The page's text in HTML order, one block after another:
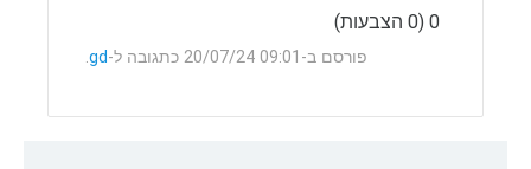
0 (0 הצבעות)
תגובה
פורסם ב-09:01 20/07/24 כתגובה ל- gd
.